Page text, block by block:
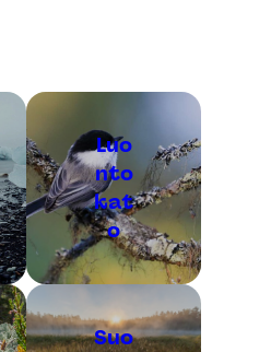
Luo
nto
kat
o
Suo